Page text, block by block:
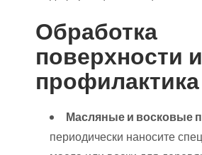
Обработка
поверхности и
профилактика
Масляные и восковые
периодически наносите